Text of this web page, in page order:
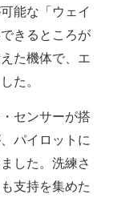
能な「ウェイ
きるところが
た機体で、エ
た。
センサーが搭
パイロットに
した。洗練さ
支持を集めた